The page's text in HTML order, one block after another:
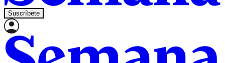
Suscríbete